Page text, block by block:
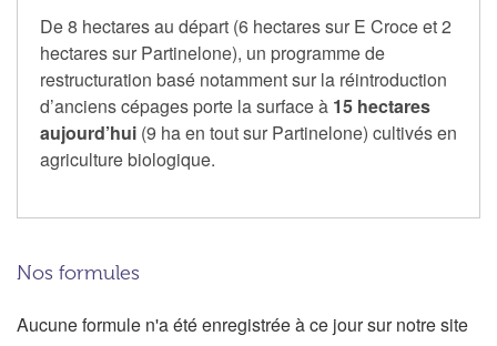
De 8 hectares au départ (6 hectares sur E Croce et 2
hectares sur Partinelone), un programme de
restructuration basé notamment sur la réintroduction
d’anciens cépages porte la surface à 15 hectares
aujourd’hui (9 ha en tout sur Partinelone) cultivés en
agriculture biologique.
Nos formules
Aucune formule n'a été enregistrée à ce jour sur notre site